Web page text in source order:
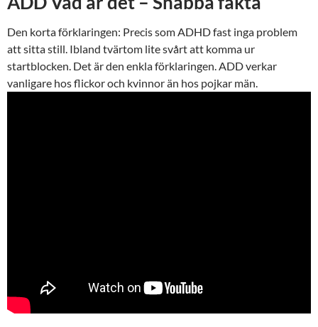
Den korta förklaringen: Precis som ADHD fast inga problem
att sitta still. Ibland tvärtom lite svårt att komma ur
startblocken. Det är den enkla förklaringen. ADD verkar
vanligare hos flickor och kvinnor än hos pojkar män.